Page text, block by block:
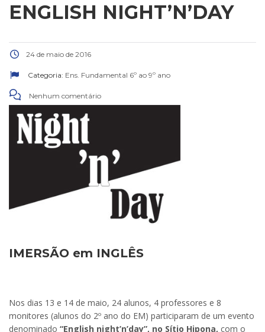
ENGLISH NIGHT’N’DAY
24 de maio de 2016
Categoria: Ens. Fundamental 6º ao 9º ano
Nenhum comentário
IMERSÃO em INGLÊS
Nos dias 13 e 14 de maio, 24 alunos, 4 professores e 8
monitores (alunos do 2º ano do EM) participaram de um evento
denominado “English night’n’day”, no Sítio Hipona, com o